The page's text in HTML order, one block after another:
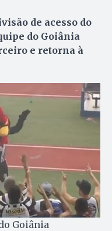
de acesso do
do Goiânia
e retorna à
Goiânia